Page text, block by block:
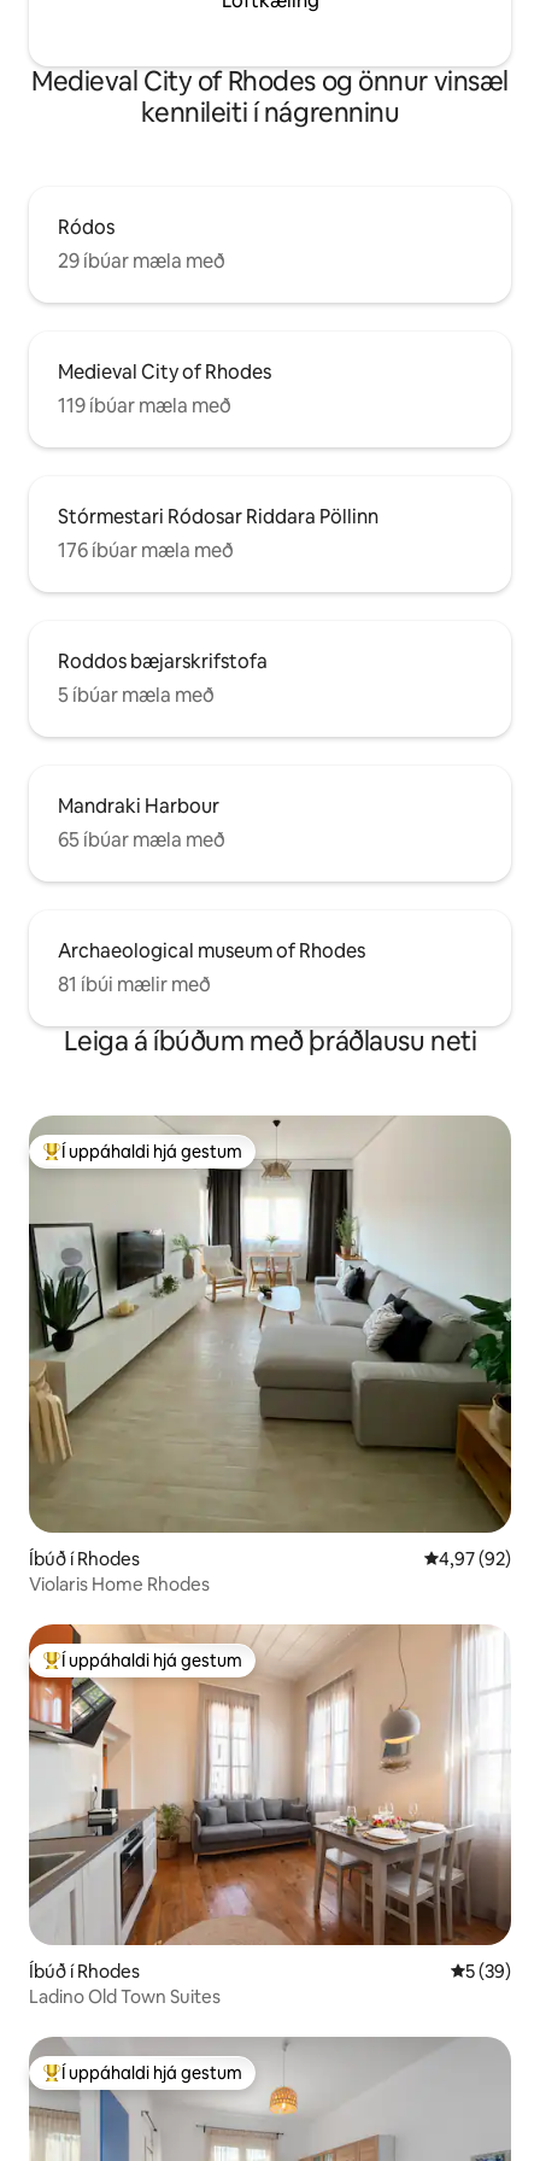
kaffihúsum og öðrum skemmtistöðum ,
daglega í ferðir til annarra Dodecanese
eyja eða á aðrar strendur á Rhódos . Í
samvinnu við Ilios-íbúðina í næsta húsi
getum við tekið á móti allt að 7 manns
Medieval City of Rhodes og önnur vinsæl
kennileiti í nágrenninu
Ródos
29 íbúar mæla með
Medieval City of Rhodes
119 íbúar mæla með
Stórmestari Ródosar Riddara Pöllinn
176 íbúar mæla með
Roddos bæjarskrifstofa
5 íbúar mæla með
Mandraki Harbour
65 íbúar mæla með
Archaeological museum of Rhodes
81 íbúi mælir með
Leiga á íbúðum með þráðlausu neti
Í mestu uppáhaldi hjá gestum
Í uppáhaldi hjá gestum
Íbúð í Rhodes 4,97 af 5 í
4,97 (92)
Violaris Home Rhodes
Í mestu uppáhaldi hjá gestum
Í uppáhaldi hjá gestum
Íbúð í Rhodes 5 af 5 í
5 (39)
Ladino Old Town Suites
Í mestu uppáhaldi hjá gestum
Í uppáhaldi hjá gestum